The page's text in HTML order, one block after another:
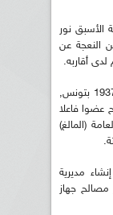
الأسبق نور
النعجة عن
وقد التحق الفقيد الذي هو من مواليد سنة 1937 بتونس,
عضوا فاعلا
(المالغ)
إنشاء مديرية
مصالح جهاز